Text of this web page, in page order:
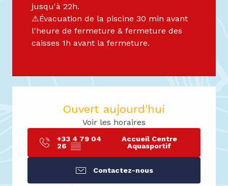
jusqu'à 22h.
⚠️Évacuation de la piscine 30 min avant
l'heure de fermeture & fermeture des
caisses 1h avant la fermeture.
Ouvert aujourd'hui
Voir les horaires
+33 4 79 04
26 ▒▒
Accueil Centre
Aquasportif
Contactez-nous